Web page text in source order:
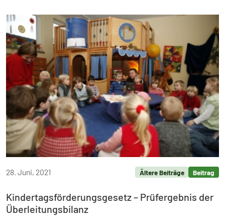
28. Juni, 2021 Ältere Beiträge Beitrag
Kindertagsförderungsgesetz – Prüfergebnis der
Überleitungsbilanz